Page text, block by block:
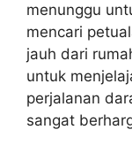
menunggu
mencari
jauh dari
untuk
perjalanan
sangat